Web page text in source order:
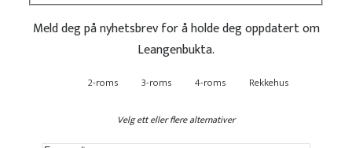
Meld deg på nyhetsbrev for å holde deg oppdatert om
Leangenbukta.
2-roms 3-roms 4-roms Rekkehus
Velg ett eller flere alternativer